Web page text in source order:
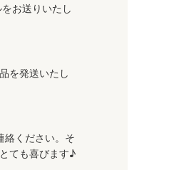
お送りいたし
を発送いたし
絡ください。そ
ても喜びます♪